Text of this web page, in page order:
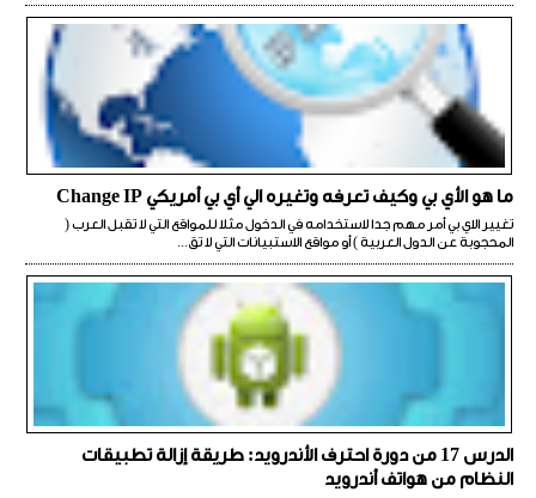
ما هو الأي بي وكيف تعرفه وتغيره الي أي بي أمريكي Change IP
تغيير الاي بي أمر مهم جدا لاستخدامه في الدخول مثلا للمواقع التي لا تقبل العرب (
المحجوبة عن الدول العربية ) أو مواقع الاستبيانات التي لا تق...
الدرس 17 من دورة احترف الأندرويد: طريقة إزالة تطبيقات
النظام من هواتف أندرويد